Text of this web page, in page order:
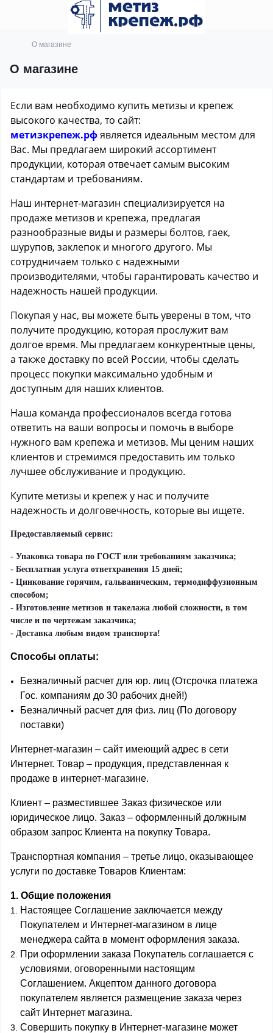
О магазине
О магазине
Если вам необходимо купить метизы и крепеж
высокого качества, то сайт:
метизкрепеж.рфявляется идеальным местом для
Вас. Мы предлагаем широкий ассортимент
продукции, которая отвечает самым высоким
стандартам и требованиям.
Наш интернет-магазин специализируется на
продаже метизов и крепежа, предлагая
разнообразные виды и размеры болтов, гаек,
шурупов, заклепок и многого другого. Мы
сотрудничаем только с надежными
производителями, чтобы гарантировать качество и
надежность нашей продукции.
Покупая у нас, вы можете быть уверены в том, что
получите продукцию, которая прослужит вам
долгое время. Мы предлагаем конкурентные цены,
а также доставку по всей России, чтобы сделать
процесс покупки максимально удобным и
доступным для наших клиентов.
Наша команда профессионалов всегда готова
ответить на ваши вопросы и помочь в выборе
нужного вам крепежа и метизов. Мы ценим наших
клиентов и стремимся предоставить им только
лучшее обслуживание и продукцию.
Купите метизы и крепеж у нас и получите
надежность и долговечность, которые вы ищете.
Предоставляемый сервис:
- Упаковка товара по ГОСТ или требованиям заказчика;
- Бесплатная услуга ответхранения 15 дней;
- Цинкование горячим, гальваническим, термодиффузионным
способом;
- Изготовление метизов и такелажа любой сложности, в том
числе и по чертежам заказчика;
- Доставка любым видом транспорта!
Способы оплаты:
Безналичный расчет для юр. лиц (Отсрочка платежа
Гос. компаниям до 30 рабочих дней!)
Безналичный расчет для физ. лиц (По договору
поставки)
Интернет-магазин – сайт имеющий адрес в сети
Интернет. Товар – продукция, представленная к
продаже в интернет-магазине.
Клиент – разместившее Заказ физическое или
юридическое лицо. Заказ – оформленный должным
образом запрос Клиента на покупку Товара.
Транспортная компания – третье лицо, оказывающее
услуги по доставке Товаров Клиентам:
1. Общие положения
Настоящее Соглашение заключается между
Покупателем и Интернет-магазином в лице
менеджера сайта в момент оформления заказа.
При оформлении заказа Покупатель соглашается с
условиями, оговоренными настоящим
Соглашением. Акцептом данного договора
покупателем является размещение заказа через
сайт Интернет магазина.
Совершить покупку в Интернет-магазине может